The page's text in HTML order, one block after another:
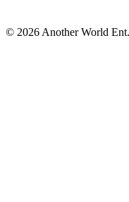
© 2026 Another World